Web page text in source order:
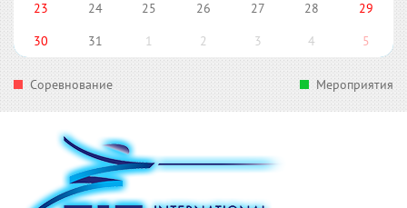
23
24 25 26 27 28
29
30
31 1 2 3 4 5
Соревнование Мероприятия